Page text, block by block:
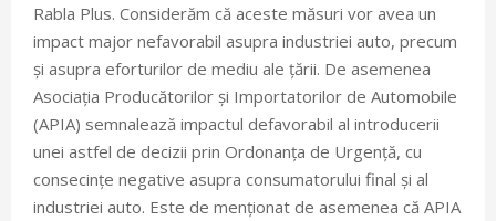
Rabla Plus. Considerăm că aceste măsuri vor avea un
impact major nefavorabil asupra industriei auto, precum
și asupra eforturilor de mediu ale țării. De asemenea
Asociația Producătorilor și Importatorilor de Automobile
(APIA) semnalează impactul defavorabil al introducerii
unei astfel de decizii prin Ordonanța de Urgență, cu
consecințe negative asupra consumatorului final și al
industriei auto. Este de menționat de asemenea că APIA